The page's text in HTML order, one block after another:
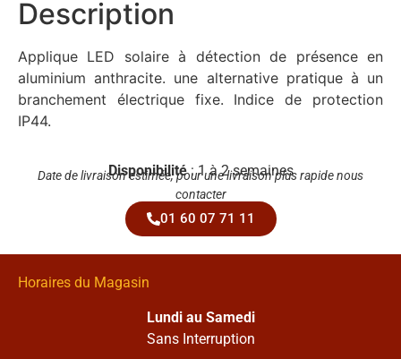
Description
Applique LED solaire à détection de présence en
aluminium anthracite. une alternative pratique à un
branchement électrique fixe. Indice de protection
IP44.
Disponibilité: 1 à 2 semaines
Date de livraison estimée, pour une livraison plus rapide nous
contacter
01 60 07 71 11
Horaires du Magasin
Lundi au Samedi
Sans Interruption